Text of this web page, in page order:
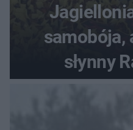
samobója,
słynny